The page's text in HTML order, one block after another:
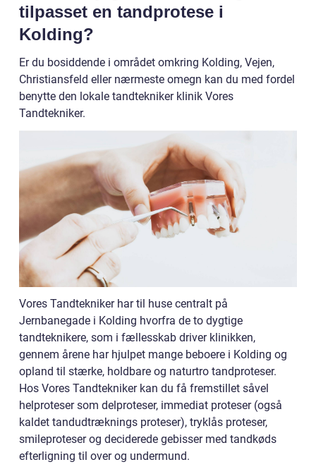
tilpasset en tandprotese i
Kolding?
Er du bosiddende i området omkring Kolding, Vejen,
Christiansfeld eller nærmeste omegn kan du med fordel
benytte den lokale tandtekniker klinik Vores
Tandtekniker.
Vores Tandtekniker har til huse centralt på
Jernbanegade i Kolding hvorfra de to dygtige
tandteknikere, som i fællesskab driver klinikken,
gennem årene har hjulpet mange beboere i Kolding og
opland til stærke, holdbare og naturtro tandproteser.
Hos Vores Tandtekniker kan du få fremstillet såvel
helproteser som delproteser, immediat proteser (også
kaldet tandudtræknings proteser), tryklås proteser,
smileproteser og deciderede gebisser med tandkøds
efterligning til over og undermund.